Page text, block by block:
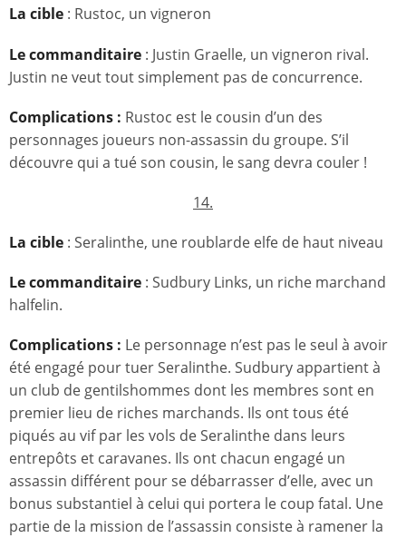
La cible : Rustoc, un vigneron
Le commanditaire : Justin Graelle, un vigneron rival.
Justin ne veut tout simplement pas de concurrence.
Complications : Rustoc est le cousin d’un des
personnages joueurs non-assassin du groupe. S’il
découvre qui a tué son cousin, le sang devra couler !
14.
La cible : Seralinthe, une roublarde elfe de haut niveau
Le commanditaire : Sudbury Links, un riche marchand
halfelin.
Complications : Le personnage n’est pas le seul à avoir
été engagé pour tuer Seralinthe. Sudbury appartient à
un club de gentilshommes dont les membres sont en
premier lieu de riches marchands. Ils ont tous été
piqués au vif par les vols de Seralinthe dans leurs
entrepôts et caravanes. Ils ont chacun engagé un
assassin différent pour se débarrasser d’elle, avec un
bonus substantiel à celui qui portera le coup fatal. Une
partie de la mission de l’assassin consiste à ramener la